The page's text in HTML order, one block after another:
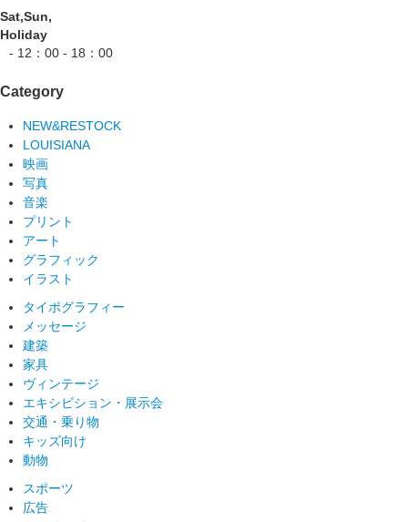
Sat,Sun,
Holiday
- 12：00 - 18：00
Category
NEW&RESTOCK
LOUISIANA
映画
写真
音楽
プリント
アート
グラフィック
イラスト
タイポグラフィー
メッセージ
建築
家具
ヴィンテージ
エキシビション・展示会
交通・乗り物
キッズ向け
動物
スポーツ
広告